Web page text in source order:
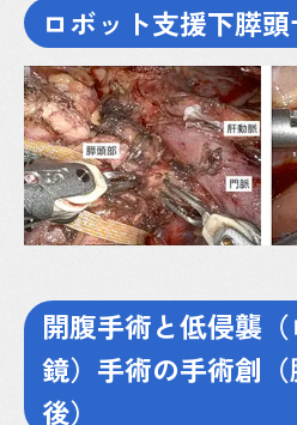
ロボット支援下膵
開腹手術と低侵襲
鏡）手術の手術創
後）